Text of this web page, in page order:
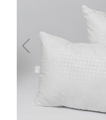
Одеяла и подушки
Подушки
Одеяла
Наматрасники
Матрасы
Текстиль для ванной